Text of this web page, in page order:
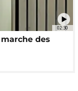
02:30
des